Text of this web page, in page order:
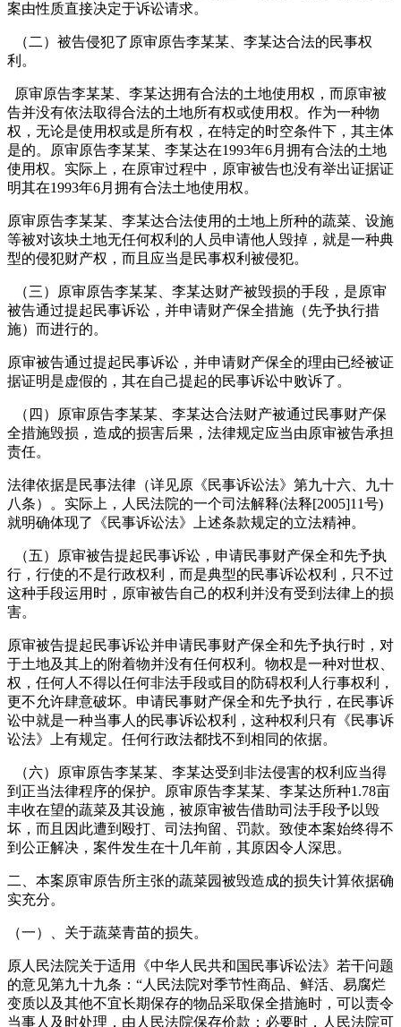
案由性质直接决定于诉讼请求。
（二）被告侵犯了原审原告李某某、李某达合法的民事权
利。
原审原告李某某、李某达拥有合法的土地使用权，而原审被
告并没有依法取得合法的土地所有权或使用权。作为一种物
权，无论是使用权或是所有权，在特定的时空条件下，其主体
是的。原审原告李某某、李某达在1993年6月拥有合法的土地
使用权。实际上，在原审过程中，原审被告也没有举出证据证
明其在1993年6月拥有合法土地使用权。
原审原告李某某、李某达合法使用的土地上所种的蔬菜、设施
等被对该块土地无任何权利的人员申请他人毁掉，就是一种典
型的侵犯财产权，而且应当是民事权利被侵犯。
（三）原审原告李某某、李某达财产被毁损的手段，是原审
被告通过提起民事诉讼，并申请财产保全措施（先予执行措
施）而进行的。
原审被告通过提起民事诉讼，并申请财产保全的理由已经被证
据证明是虚假的，其在自己提起的民事诉讼中败诉了。
（四）原审原告李某某、李某达合法财产被通过民事财产保
全措施毁损，造成的损害后果，法律规定应当由原审被告承担
责任。
法律依据是民事法律（详见原《民事诉讼法》第九十六、九十
八条）。实际上，人民法院的一个司法解释(法释[2005]11号)
就明确体现了《民事诉讼法》上述条款规定的立法精神。
（五）原审被告提起民事诉讼，申请民事财产保全和先予执
行，行使的不是行政权利，而是典型的民事诉讼权利，只不过
这种手段运用时，原审被告自己的权利并没有受到法律上的损
害。
原审被告提起民事诉讼并申请民事财产保全和先予执行时，对
于土地及其上的附着物并没有任何权利。物权是一种对世权、
权，任何人不得以任何非法手段或目的防碍权利人行事权利，
更不允许肆意破坏。申请民事财产保全和先予执行，在民事诉
讼中就是一种当事人的民事诉讼权利，这种权利只有《民事诉
讼法》上有规定。任何行政法都找不到相同的依据。
（六）原审原告李某某、李某达受到非法侵害的权利应当得
到正当法律程序的保护。原审原告李某某、李某达所种1.78亩
丰收在望的蔬菜及其设施，被原审被告借助司法手段予以毁
坏，而且因此遭到殴打、司法拘留、罚款。致使本案始终得不
到公正解决，案件发生在十几年前，其原因令人深思。
二、本案原审原告所主张的蔬菜园被毁造成的损失计算依据确
实充分。
（一）、关于蔬菜青苗的损失。
原人民法院关于适用《中华人民共和国民事诉讼法》若干问题
的意见第九十九条：“人民法院对季节性商品、鲜活、易腐烂
变质以及其他不宜长期保存的物品采取保全措施时，可以责令
当事人及时处理，由人民法院保存价款；必要时，人民法院可